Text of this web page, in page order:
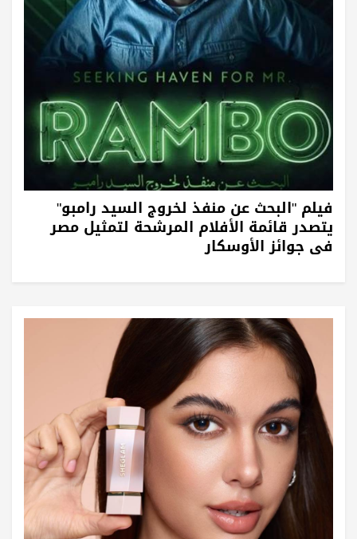
فيلم "البحث عن منفذ لخروج السيد رامبو"
يتصدر قائمة الأفلام المرشحة لتمثيل مصر
في جوائز الأوسكار